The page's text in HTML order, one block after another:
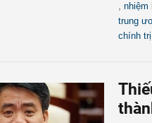
nhiệm
trung
chính trị